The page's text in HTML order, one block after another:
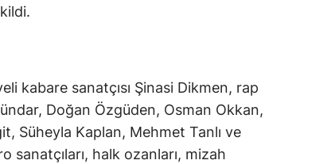
kabare sanatçısı Şinasi Dikmen, rap
Doğan Özgüden, Osman Okkan,
Süheyla Kaplan, Mehmet Tanlı ve
sanatçıları, halk ozanları, mizah